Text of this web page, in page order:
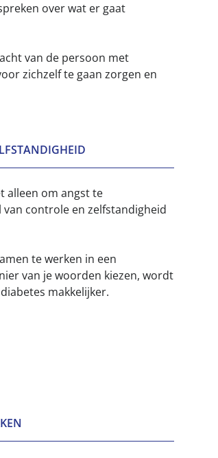
over wat er gaat
van de persoon met
zichzelf te gaan zorgen en
alleen om angst te
controle en zelfstandigheid
te werken in een
van je woorden kiezen, wordt
makkelijker.